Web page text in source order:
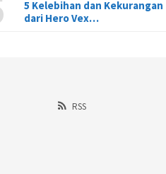
5 Kelebihan dan Kekurangan
dari Hero Vex…
RSS